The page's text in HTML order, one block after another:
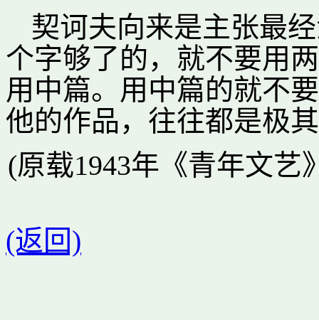
契诃夫向来是主张最
个字够了的，就不要用
用中篇。用中篇的就不
他的作品，往往都是极
(原载1943年《青年文艺
(返回)